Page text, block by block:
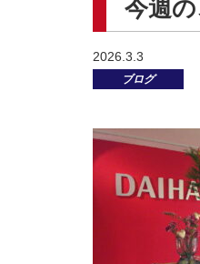
今週の
2026.3.3
ブログ